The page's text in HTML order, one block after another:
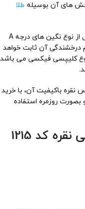
های آن بوسیله طلا
همچنین نگین های کار شده بر روی این محصول از نوع نگین های درجه A
آن ثابت خواهد
کلیپسی فیکسی می باشد
باکیفیت آن، با خرید
بصورت روزمره استفاده
کد 1215